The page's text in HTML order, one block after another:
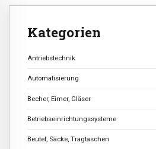
Kategorien
Antriebstechnik
Automatisierung
Becher, Eimer, Gläser
Betriebseinrichtungssysteme
Beutel, Säcke, Tragtaschen